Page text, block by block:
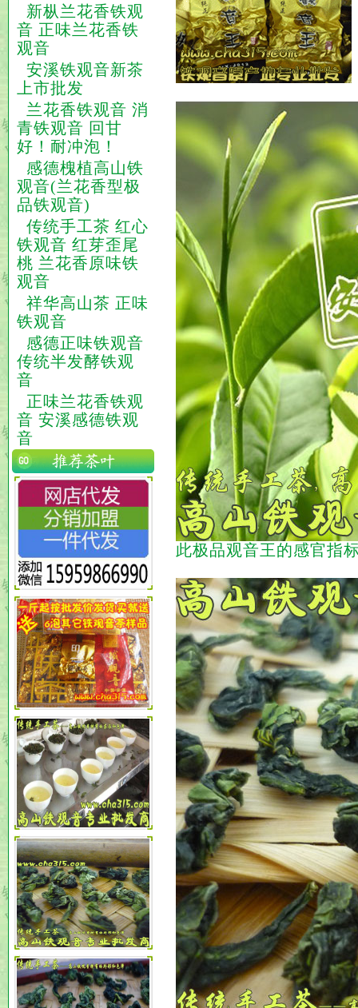
新枞兰花香铁观
音 正味兰花香铁
观音
安溪铁观音新茶
上市批发
兰花香铁观音 消
青铁观音 回甘
好！耐冲泡！
感德槐植高山铁
观音(兰花香型极
品铁观音)
传统手工茶 红心
铁观音 红芽歪尾
桃 兰花香原味铁
观音
祥华高山茶 正味
铁观音
感德正味铁观音
传统半发酵铁观
音
正味兰花香铁观
音 安溪感德铁观
音
此极品观音王的感官指